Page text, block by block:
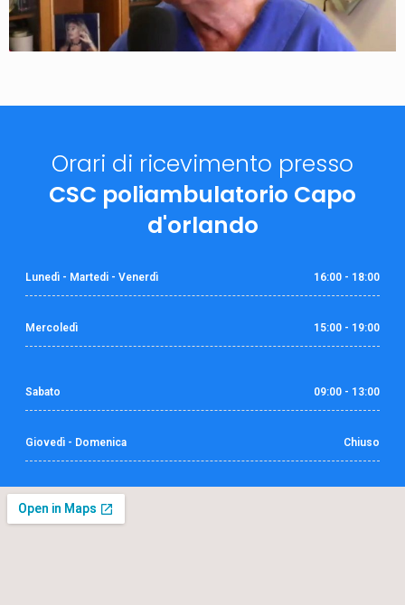
Orari di ricevimento presso
CSC poliambulatorio Capo
d'orlando
Lunedì - Martedi - Venerdì 16:00 - 18:00
Mercoledì 15:00 - 19:00
Sabato 09:00 - 13:00
Giovedì - Domenica Chiuso